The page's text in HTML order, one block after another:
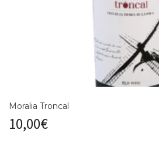
Moralia Troncal
10,00€